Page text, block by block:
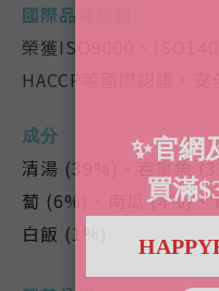
國際品質認證
榮獲ISO9000、
HACCP等國際認證，安
成分
清湯 (39%)、吞拿魚
蔔 (6%)、南瓜 (4%)、
白飯 (1%)